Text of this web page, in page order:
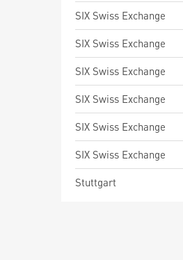
SIX Swiss Exchange
SIX Swiss Exchange
SIX Swiss Exchange
SIX Swiss Exchange
SIX Swiss Exchange
SIX Swiss Exchange
Stuttgart